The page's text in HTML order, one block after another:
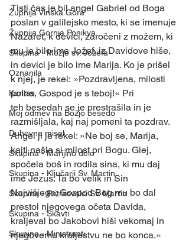
Župnija Vinska Gora
Župnija Gornja Ponikva
Skupina - Možje sv. Jožefa
Oznanila
Karitas
Moj odmev na Božjo besedo
Duhovna misel
Skupina - Marijino delo
Skupina - Ključarji Sv. Martin
Skupina - Pritrkovalci Sv. Martin
Skupina - Skavti
Skupina - Ministranti
Tisti čas je bil angel Gabriel od Boga
poslan v galilejsko mesto, ki se imenuje
Nazaret, k devici, zaročeni z možem, ki
mu je bilo ime Jožef, iz Davidove hiše,
in devici je bilo ime Marija. Ko je prišel
k njej, je rekel: »Pozdravljena, milosti
polna, Gospod je s teboj!« Pri
teh besedah se je prestrašila in je
razmišljala, kaj naj pomeni ta pozdrav.
Angel ji je rekel: »Ne boj se, Marija,
kajti našla si milost pri Bogu. Glej,
spočela boš in rodila sina, ki mu daj
ime Jezus. Ta bo velik in Sin
Najvišjega; Gospod Bog mu bo dal
prestol njegovega očeta Davida,
kraljeval bo Jakobovi hiši vekomaj in
njegovemu kraljestvu ne bo konca.«